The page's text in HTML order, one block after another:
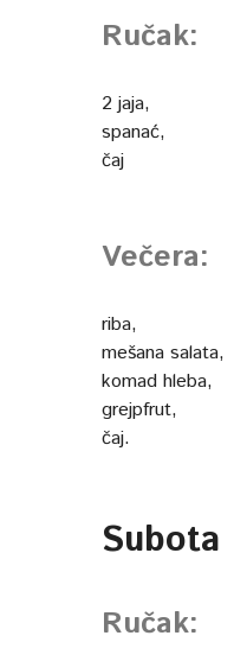
Ručak:
2 jaja,
spanać,
čaj
Večera:
riba,
mešana salata,
komad hleba,
grejpfrut,
čaj.
Subota
Ručak: